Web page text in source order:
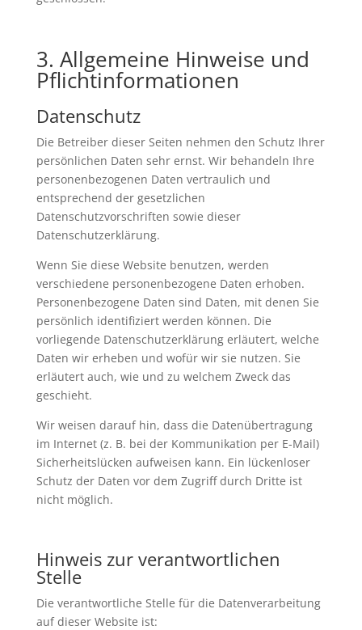
3. Allgemeine Hinweise und
Pflichtinformationen
Datenschutz
Die Betreiber dieser Seiten nehmen den Schutz Ihrer
persönlichen Daten sehr ernst. Wir behandeln Ihre
personenbezogenen Daten vertraulich und
entsprechend der gesetzlichen
Datenschutzvorschriften sowie dieser
Datenschutzerklärung.
Wenn Sie diese Website benutzen, werden
verschiedene personenbezogene Daten erhoben.
Personenbezogene Daten sind Daten, mit denen Sie
persönlich identifiziert werden können. Die
vorliegende Datenschutzerklärung erläutert, welche
Daten wir erheben und wofür wir sie nutzen. Sie
erläutert auch, wie und zu welchem Zweck das
geschieht.
Wir weisen darauf hin, dass die Datenübertragung
im Internet (z. B. bei der Kommunikation per E-Mail)
Sicherheitslücken aufweisen kann. Ein lückenloser
Schutz der Daten vor dem Zugriff durch Dritte ist
nicht möglich.
Hinweis zur verantwortlichen
Stelle
Die verantwortliche Stelle für die Datenverarbeitung
auf dieser Website ist: